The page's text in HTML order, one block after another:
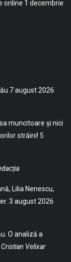
online 1 decembrie
7 august 2026
muncitoare și nici
străini! 5
Lilia Nenescu,
3 august 2026
O analiză a
Cristian Velixar